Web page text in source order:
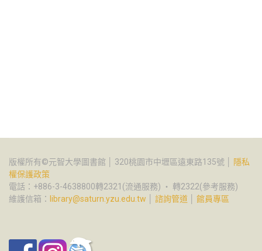
版權所有©元智大學圖書館 │ 320桃園市中壢區遠東路135號 │
隱私
權保護政策
電話：+886-3-4638800轉2321(流通服務) ‧ 轉2322(參考服務)
維護信箱： library@saturn.yzu.edu.tw 諮詢管道 館員專區